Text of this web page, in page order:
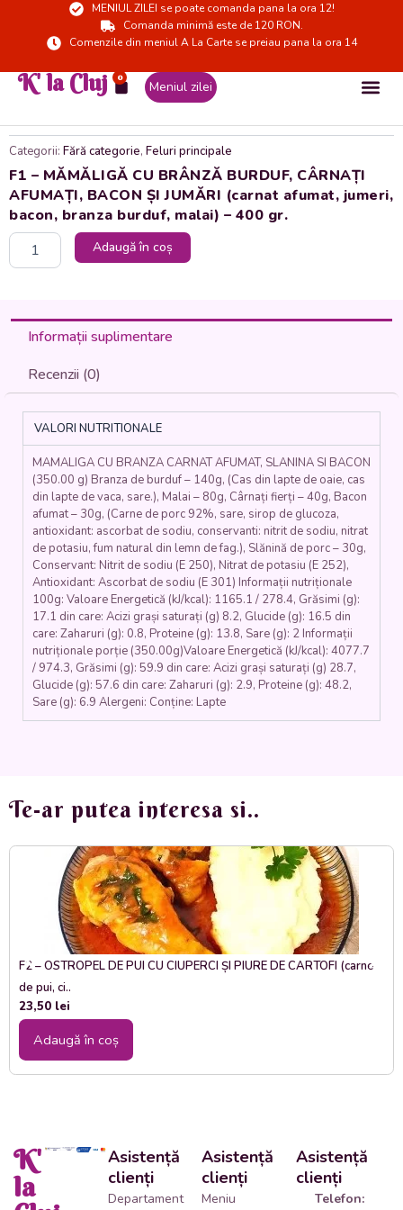
MENIUL ZILEI se poate comanda pana la ora 12!
Comanda minimă este de 120 RON.
Comenzile din meniul A La Carte se preiau pana la ora 14
K' la Cluj 0
Cart Meniul zilei
Categorii: Fără categorie, Feluri principale
F1 – MĂMĂLIGĂ CU BRÂNZĂ BURDUF, CÂRNAȚI
AFUMAȚI, BACON ȘI JUMĂRI (carnat afumat, jumeri,
bacon, branza burduf, malai) – 400 gr.
Cantitate
BRÂNZĂ
CÂRNAȚI
AFUMAȚI,
(carnat
afumat,
jumeri,
bacon,
branza
burduf,
malai)
Adaugă în coș
Informații suplimentare
Recenzii (0)
VALORI NUTRITIONALE
MAMALIGA CU BRANZA CARNAT AFUMAT, SLANINA SI BACON
(350.00 g) Branza de burduf – 140g, (Cas din lapte de oaie, cas
din lapte de vaca, sare.), Malai – 80g, Cârnați fierți – 40g, Bacon
afumat – 30g, (Carne de porc 92%, sare, sirop de glucoza,
antioxidant: ascorbat de sodiu, conservanti: nitrit de sodiu, nitrat
de potasiu, fum natural din lemn de fag.), Slănină de porc – 30g,
Conservant: Nitrit de sodiu (E 250), Nitrat de potasiu (E 252),
Antioxidant: Ascorbat de sodiu (E 301) Informații nutriționale
100g: Valoare Energetică (kJ/kcal): 1165.1 / 278.4, Grăsimi (g):
17.1 din care: Acizi grași saturați (g) 8.2, Glucide (g): 16.5 din
care: Zaharuri (g): 0.8, Proteine (g): 13.8, Sare (g): 2 Informații
nutriționale porție (350.00g)Valoare Energetică (kJ/kcal): 4077.7
/ 974.3, Grăsimi (g): 59.9 din care: Acizi grași saturați (g) 28.7,
Glucide (g): 57.6 din care: Zaharuri (g): 2.9, Proteine (g): 48.2,
Sare (g): 6.9 Alergeni: Conține: Lapte
Te-ar putea interesa si..
F2 – OSTROPEL DE PUI CU CIUPERCI ȘI PIURE DE CARTOFI (carne
de pui, ci..
23,50 lei
Adaugă în coș
K'
la
Asistență
clienți
Departament
Asistență
clienți
Meniu
Asistență
clienți
Telefon: